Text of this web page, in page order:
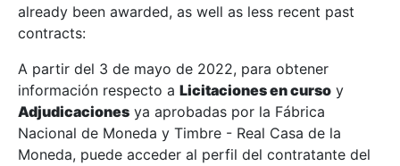
Show/Hide
Show/Hide
already been awarded, as well as less recent past
contracts:
A partir del 3 de mayo de 2022, para obtener
información respecto a Licitaciones en curso y
Adjudicaciones ya aprobadas por la Fábrica
Nacional de Moneda y Timbre - Real Casa de la
Moneda, puede acceder al perfil del contratante del